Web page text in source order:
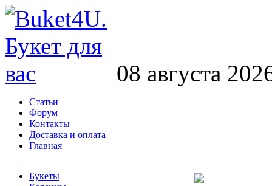
08 августа
Статьи
Форум
Контакты
Доставка и оплата
Главная
Букеты